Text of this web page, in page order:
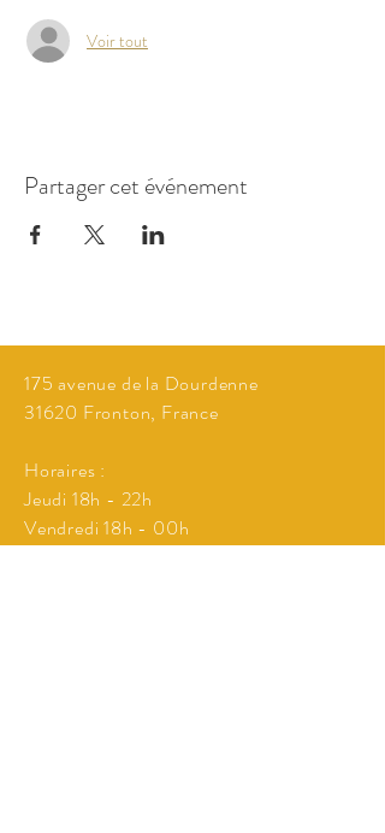
Voir tout
Partager cet événement
175 avenue de la Dourdenne
31620 Fronton, France
Horaires :
Jeudi 18h - 22h
Vendredi 18h - 00h